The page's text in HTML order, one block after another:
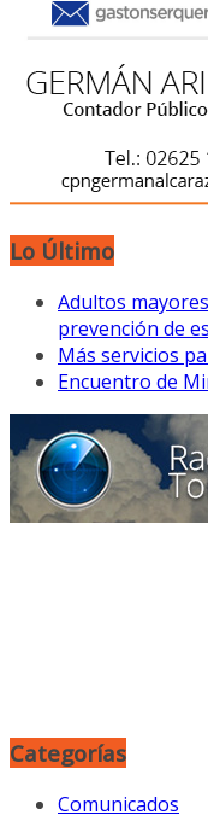
Lo Último
Adultos
prevención de
Más servicios
Encuentro de
Categorías
Comunicados